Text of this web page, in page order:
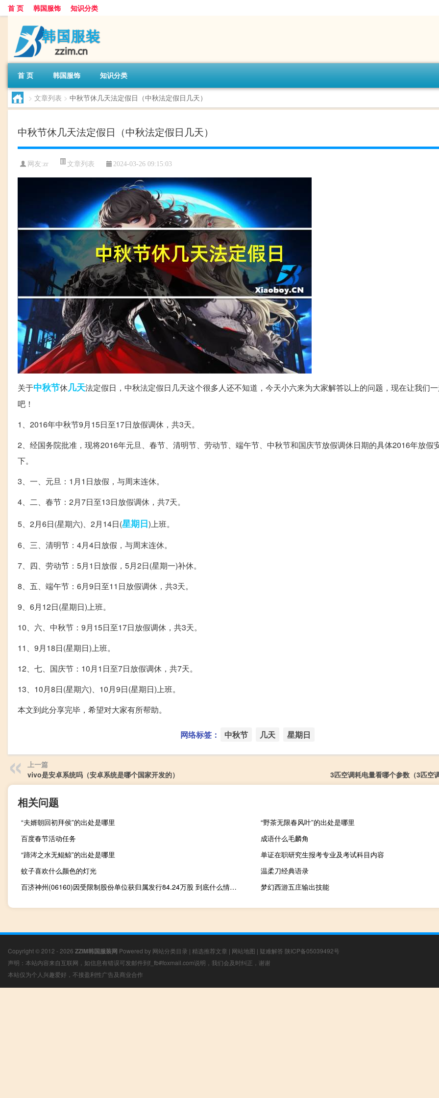
首 页 韩国服饰 知识分类
首 页 韩国服饰 知识分类
> 文章列表 > 中秋节休几天法定假日（中秋法定假日几天）
中秋节休几天法定假日（中秋法定假日几天）
网友:zr 文章列表 2024-03-26 09:15:03
关于中秋节休几天法定假日，中秋法定假日几天这个很多人还不知道，今天小六来为大家解答以上的问题，现在让我们
吧！
1、2016年中秋节9月15日至17日放假调休，共3天。
2、经国务院批准，现将2016年元旦、春节、清明节、劳动节、端午节、中秋节和国庆节放假调休日期的具体2016年放假
下。
3、一、元旦：1月1日放假，与周末连休。
4、二、春节：2月7日至13日放假调休，共7天。
5、2月6日(星期六)、2月14日(星期日)上班。
6、三、清明节：4月4日放假，与周末连休。
7、四、劳动节：5月1日放假，5月2日(星期一)补休。
8、五、端午节：6月9日至11日放假调休，共3天。
9、6月12日(星期日)上班。
10、六、中秋节：9月15日至17日放假调休，共3天。
11、9月18日(星期日)上班。
12、七、国庆节：10月1日至7日放假调休，共7天。
13、10月8日(星期六)、10月9日(星期日)上班。
本文到此分享完毕，希望对大家有所帮助。
网络标签： 中秋节 几天 星期日
上一篇
vivo是安卓系统吗（安卓系统是哪个国家开发的）
3匹空调耗电量看哪个参数（3匹空
相关问题
“夫婿朝回初拜侯”的出处是哪里
“野茶无限春风叶”的出处是哪里
百度春节活动任务
成语什么毛麟角
“蹄涔之水无鲲鲸”的出处是哪里
单证在职研究生报考专业及考试科目内容
蚊子喜欢什么颜色的灯光
温柔刀经典语录
百济神州(06160)因受限制股份单位获归属发行84.24万股 到底什么情况嘞
梦幻西游五庄输出技能
Copyright © 2012 - 2026 ZZIM韩国服装网 Powered by 网站分类目录 | 精选推荐文章 | 网站地图 | 疑难解答 陕ICP备05039492号
声明：本站内容来自互联网，如信息有错误可发邮件到f_fb#foxmail.com说明，我们会及时纠正，谢谢
本站仅为个人兴趣爱好，不接盈利性广告及商业合作